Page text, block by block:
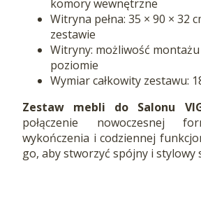
komory wewnętrzne
Witryna pełna: 35 × 90 × 32
zestawie
Witryny: możliwość
poziomie
Wymiar całkowity zestawu:
Zestaw mebli do Salonu
połączenie nowoczesnej
wykończenia i codziennej
go, aby stworzyć spójny i stylowy